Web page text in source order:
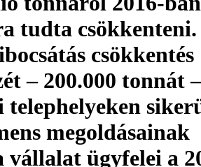
tudta csökkenteni.
csökkentés
– 200.000 tonnát –
telephelyeken
megoldásainak
vállalat ügyfelei a